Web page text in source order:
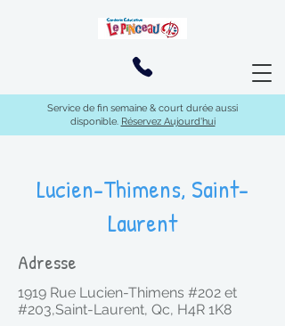
Service de fin semaine & court durée aussi
disponible. Réservez Aujourd'hui
Lucien-Thimens, Saint-
Laurent
Adresse
1919 Rue Lucien-Thimens #202 et
#203,Saint-Laurent, Qc, H4R 1K8